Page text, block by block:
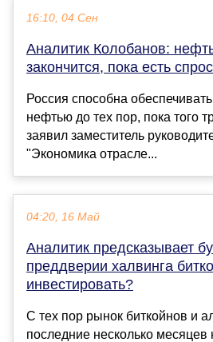
16:10, 04 Сен
Аналитик Колобанов:
закончится, пока есть спрос
Россия способна
нефтью до тех пор, пока того
заявил заместитель
"Экономика отрасле...
04:20, 16 Май
Аналитик предсказывает
преддверии халвинга
инвестировать?
С тех пор рынок биткойнов и
последние несколько месяцев